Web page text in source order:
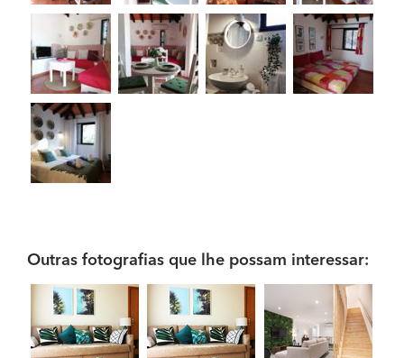
Outras fotografias que lhe possam interessar: